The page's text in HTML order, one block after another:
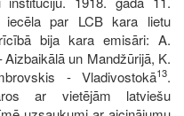
iecēla par LCB kara lietu
bija kara emisāri: A.
un Mandžūrijā, K.
- Vladivostokā13.
ar vietējām latviešu